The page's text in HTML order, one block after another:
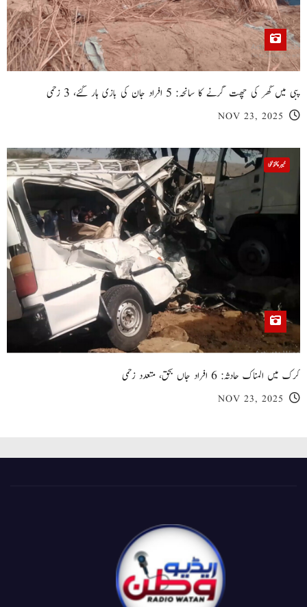
پبی میں گھر کی چھت گرنے کا سانحہ: 5 افراد جان کی بازی ہار گئے، 3 زخمی
NOV 23, 2025
خیبر پختونخوا
کرک میں المناک حادثہ: 6 افراد جاں بحق، متعدد زخمی
NOV 23, 2025